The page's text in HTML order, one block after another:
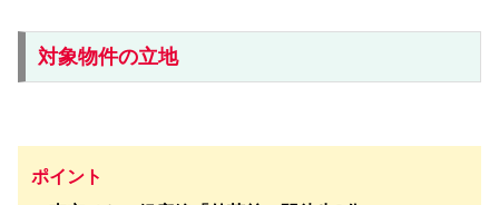
対象物件の立地
ポイント